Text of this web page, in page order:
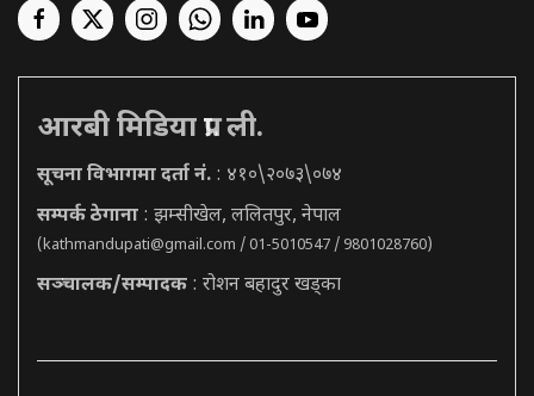
आरबी मिडिया प्रा. ली.
सूचना विभागमा दर्ता नं. : ४१०\२०७३\०७४
सम्पर्क ठेगाना : झम्सीखेल, ललितपुर, नेपाल
(kathmandupati@gmail.com / 01-5010547 / 9801028760)
सञ्चालक/सम्पादक : रोशन बहादुर खड्का